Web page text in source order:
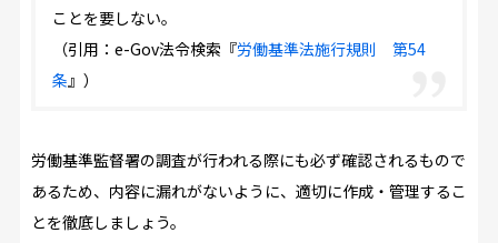
ことを要しない。
（引用：e-Gov法令検索『労働基準法施行規則 第54
条 』）
労働基準監督署の調査が行われる際にも必ず確認されるもので
あるため、内容に漏れがないように、適切に作成・管理するこ
とを徹底しましょう。